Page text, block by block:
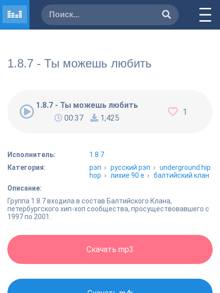
1.8.7 - Ты можешь любить
1.8.7 - Ты можешь любить
00:37
1,425
1
Исполнитель:
1.8.7
Категория:
рэп ›русский рэп ›underground hip
hop ›лихие 90 е ›балтийский клан
Описание:
Группа 1.8.7 входила в состав Балтийского Клана,
петербургского хип-хоп сообщества, просуществовавшего с
1997 по 2001.
Скачать mp3